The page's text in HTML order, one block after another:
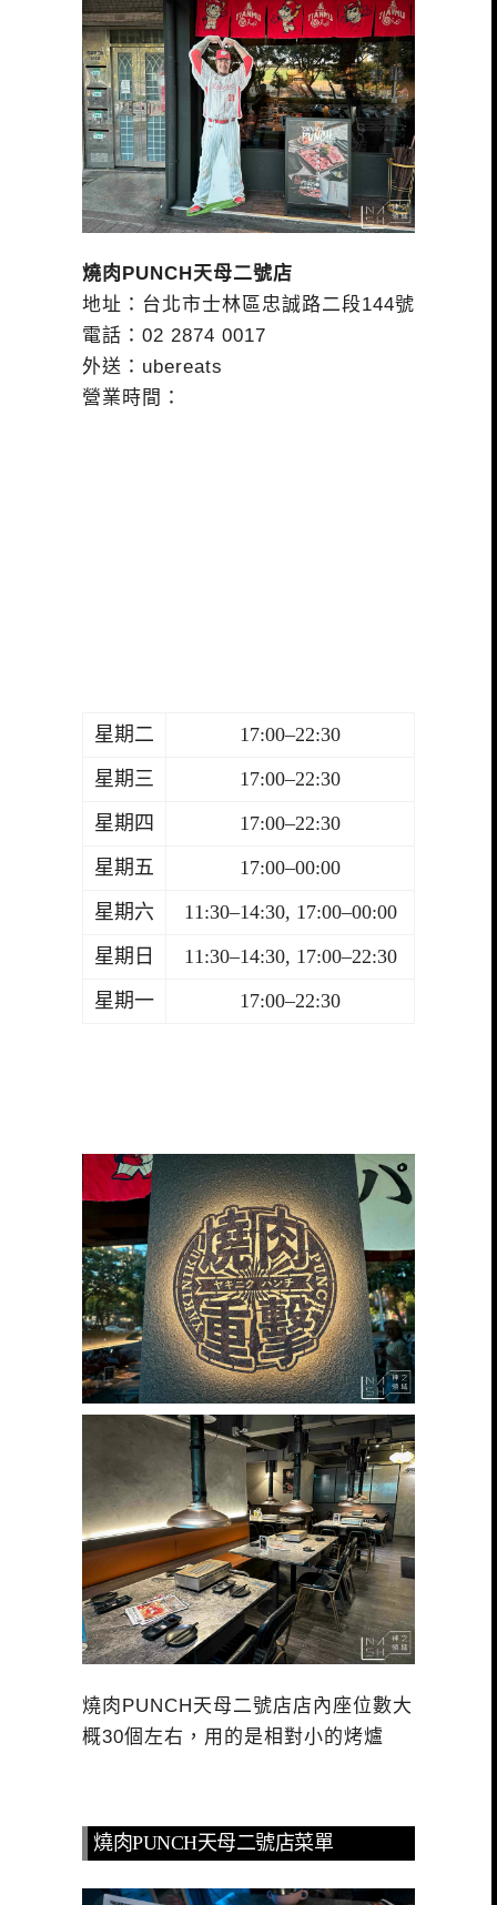
燒肉PUNCH天母二號店
地址：台北市士林區忠誠路二段144號
電話：02 2874 0017
外送：ubereats
營業時間：
星期二
17:00–22:30
星期三
17:00–22:30
星期四
17:00–22:30
星期五
17:00–00:00
星期六
11:30–14:30, 17:00–00:00
星期日
11:30–14:30, 17:00–22:30
星期一
17:00–22:30
燒肉PUNCH天母二號店店內座位數大
概30個左右，用的是相對小的烤爐
燒肉PUNCH天母二號店菜單